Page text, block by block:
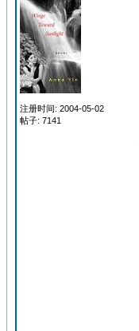
注册时间: 2004-05-02
帖子: 7141